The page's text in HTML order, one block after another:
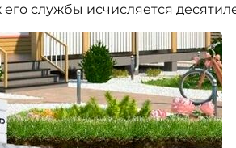
его службы исчисляется